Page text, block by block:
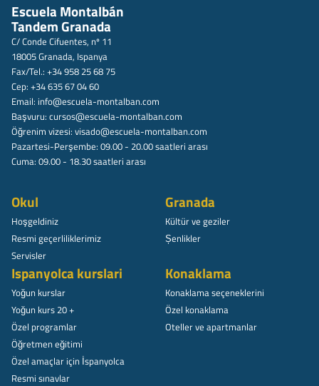
Escuela Montalbán
Tandem Granada
C/ Conde Cifuentes, nº 11
18005 Granada, Ispanya
Fax/Tel.: +34 958 25 68 75
Cep: +34 635 67 04 60
Email: info@escuela-montalban.com
Başvuru: cursos@escuela-montalban.com
Öğrenim vizesi: visado@escuela-montalban.com
Pazartesi-Perşembe: 09.00 - 20.00 saatleri arası
Cuma: 09.00 - 18.30 saatleri arası
Okul
Hoşgeldiniz
Resmi geçerliliklerimiz
Servisler
Granada
Kültür ve geziler
Șenlikler
Ispanyolca kurslari
Yoğun kurslar
Yoğun kurs 20 +
Özel programlar
Öğretmen eğitimi
Özel amaçlar için İspanyolca
Resmi sınavlar
Konaklama
Konaklama seçeneklerini
Özel konaklama
Oteller ve apartmanlar